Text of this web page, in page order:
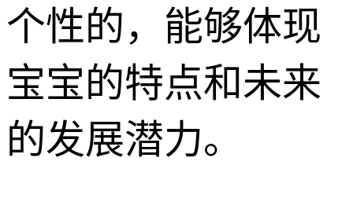
个性的，能够体现
宝宝的特点和未来
的发展潜力。